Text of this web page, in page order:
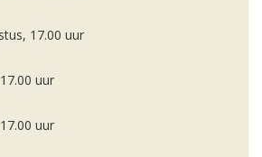
17.00 uur
uur
uur